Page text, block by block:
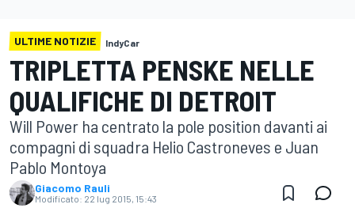
ULTIME NOTIZIE IndyCar
TRIPLETTA PENSKE NELLE
QUALIFICHE DI DETROIT
Will Power ha centrato la pole position davanti ai
compagni di squadra Helio Castroneves e Juan
Pablo Montoya
Giacomo Rauli
Modificato: 22 lug 2015, 15:43